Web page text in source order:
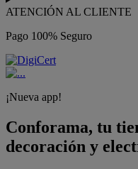
ATENCIÓN AL CLIENTE
Pago 100% Seguro
¡Nueva app!
Conforama, tu
decoración y